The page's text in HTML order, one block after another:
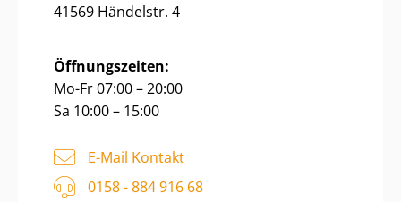
41569 Händelstr. 4
Öffnungszeiten:
Mo-Fr 07:00 – 20:00
Sa 10:00 – 15:00
E-Mail Kontakt
0158 - 884 916 68